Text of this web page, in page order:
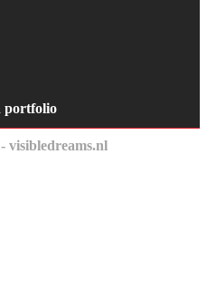
portfolio
visibledreams.nl